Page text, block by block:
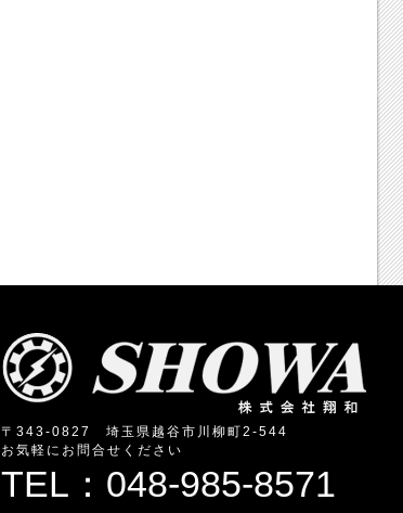
〒343-0827 埼玉県越谷市川柳町2-544
お気軽にお問合せください
TEL：048-985-8571